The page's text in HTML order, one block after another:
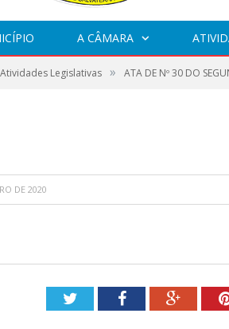
A CÂMARA
Atividades Legislativas » ATA DE Nº 30 DO
DE 2020
TwitterFacebook